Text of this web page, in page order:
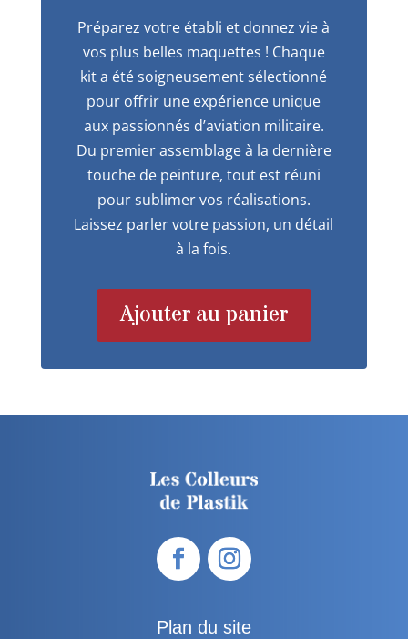
Préparez votre établi et donnez vie à
vos plus belles maquettes ! Chaque
kit a été soigneusement sélectionné
pour offrir une expérience unique
aux passionnés d’aviation militaire.
Du premier assemblage à la dernière
touche de peinture, tout est réuni
pour sublimer vos réalisations.
Laissez parler votre passion, un détail
à la fois.
Ajouter au panier
Plan du site